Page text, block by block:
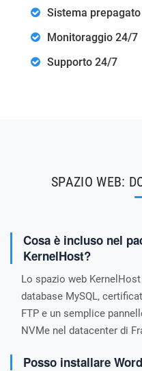
Sistema prepagato
Monitoraggio 24/7
Supporto 24/7
SPAZIO WEB:
Cosa è incluso nel
KernelHost?
Lo spazio web
database MySQL,
FTP e un semplice
NVMe nel datacenter di
Posso installare